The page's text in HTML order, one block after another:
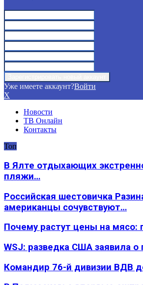
Уже имеете аккаунт?Войти
X
Новости
ТВ Онлайн
Контакты
Топ
В Ялте отдыхающих
пляжи…
Российская шестовичка
американцы сочувствуют…
Почему растут цены на мясо:
WSJ: разведка США заявила о
Командир 76-й дивизии ВДВ